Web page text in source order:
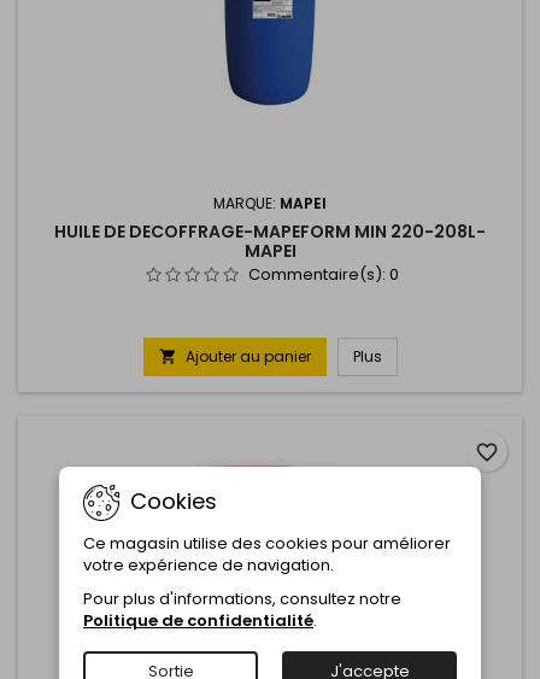
MARQUE: MAPEI
HUILE DE DECOFFRAGE-MAPEFORM MIN 220-208L-
MAPEI
Commentaire(s): 0
 Ajouter au panier Plus
favorite_border
Cookies
Ce magasin utilise des cookies pour améliorer
votre expérience de navigation.
Pour plus d'informations, consultez notre
Politique de confidentialité.
Sortie J'accepte